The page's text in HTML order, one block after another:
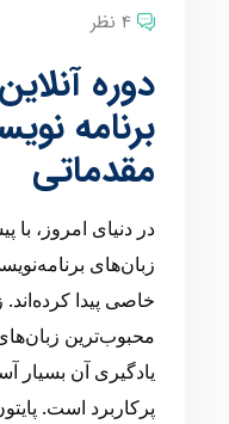
4 نظر
دوره
برنامه
مقدماتی
در دنیای امروز،
زبان‌های
خاصی پیدا کرده‌اند.
محبوب‌ترین
یادگیری آن بسیار
پرکاربرد است.